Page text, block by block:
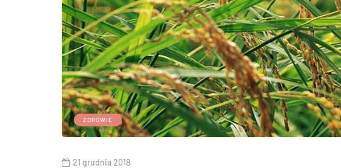
ZDROWIE
21 grudnia 2018